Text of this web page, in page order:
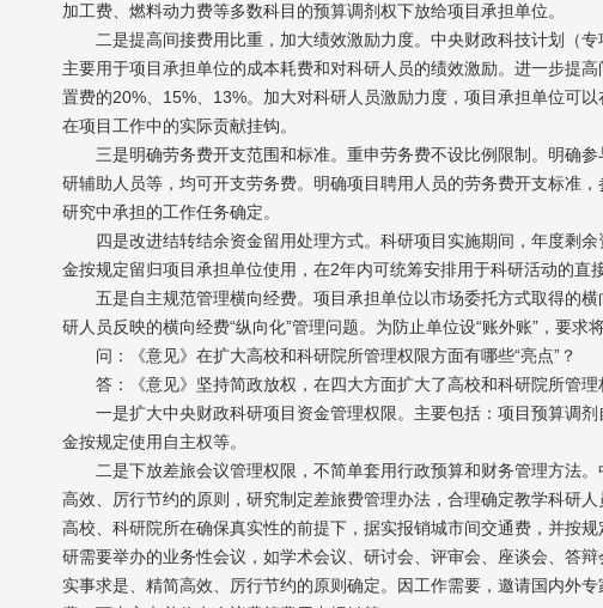
加工费、燃料动力费等多数科目的预算调剂权下放给项目承担单位。
二是提高间接费用比重，加大绩效激励力度。中央财政科技计划（专
主要用于项目承担单位的成本耗费和对科研人员的绩效激励。进一步提
置费的20%、15%、13%。加大对科研人员激励力度，项目承担单位可
在项目工作中的实际贡献挂钩。
三是明确劳务费开支范围和标准。重申劳务费不设比例限制。明确参
研辅助人员等，均可开支劳务费。明确项目聘用人员的劳务费开支标准
研究中承担的工作任务确定。
四是改进结转结余资金留用处理方式。科研项目实施期间，年度剩余
金按规定留归项目承担单位使用，在2年内可统筹安排用于科研活动的直
五是自主规范管理横向经费。项目承担单位以市场委托方式取得的横
研人员反映的横向经费“纵向化”管理问题。为防止单位设“账外账”，要求
问：《意见》在扩大高校和科研院所管理权限方面有哪些“亮点”？
答：《意见》坚持简政放权，在四大方面扩大了高校和科研院所管理
一是扩大中央财政科研项目资金管理权限。主要包括：项目预算调剂
金按规定使用自主权等。
二是下放差旅会议管理权限，不简单套用行政预算和财务管理方法。
高效、厉行节约的原则，研究制定差旅费管理办法，合理确定教学科研
高校、科研院所在确保真实性的前提下，据实报销城市间交通费，并按
研需要举办的业务性会议，如学术会议、研讨会、评审会、座谈会、答
实事求是、精简高效、厉行节约的原则确定。因工作需要，邀请国内外